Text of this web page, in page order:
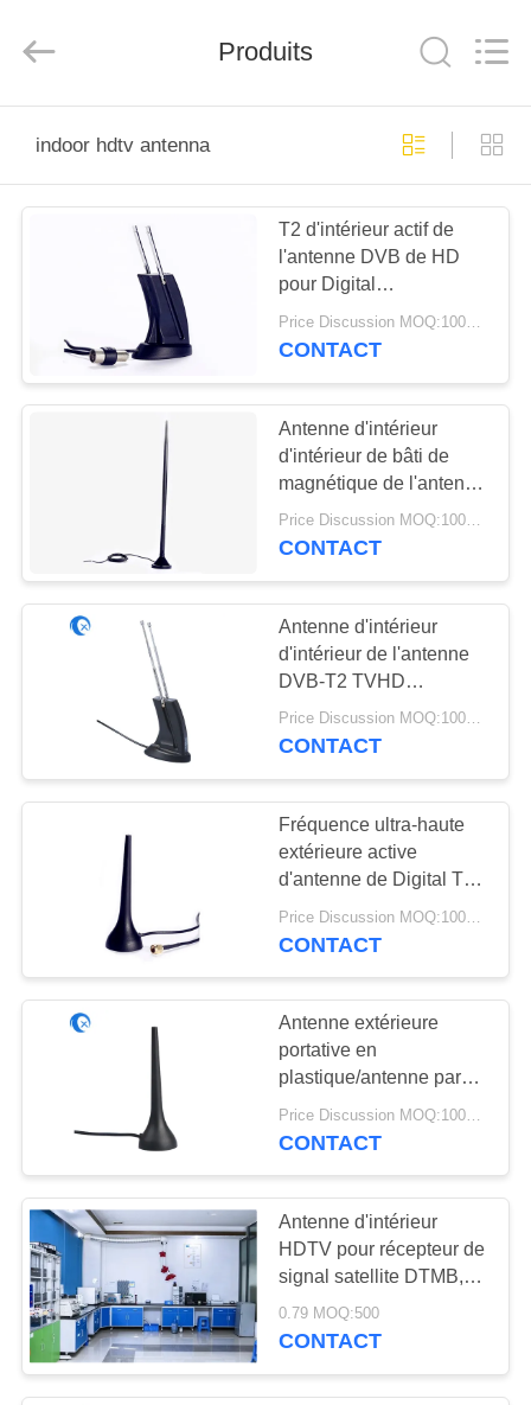
PRODUITS
NOUS
CONTRÔLE
DE
CONTACTEZ-
NOUS
NOUVELLES
VR
PRIVACY
POLICY
Co.,
Reserved.
Produits
indoor hdtv antenna
T2 d'intérieur actif de
l'antenne DVB de HD
pour Digital
TV/programmes
radiophoniques
Price Discussion MOQ:100PCS
CONTACT
Antenne d'intérieur
d'intérieur de bâti de
magnétique de l'antenne
DVB Digital d'ATSC HD
174 - 230MHZ/470 -
Price Discussion MOQ:100PCS
CONTACT
Antenne d'intérieur
d'intérieur de l'antenne
DVB-T2 TVHD
d'OEM/ODM HD pour
Digital TV/radio
Price Discussion MOQ:100PCS
CONTACT
Fréquence ultra-haute
extérieure active
d'antenne de Digital TV
d'antenne de TVHD 470
- 860MHZ/VHF 174 -
CONTACT
Antenne extérieure
portative en
plastique/antenne par
radio de Digital avec
VHF 174 - 230
Price Discussion MOQ:100PCS
CONTACT
Antenne d'intérieur
HDTV pour récepteur de
signal satellite DTMB,
antenne de télévision
numérique
0.79 MOQ:500
CONTACT